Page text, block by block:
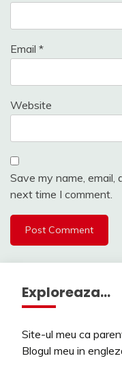
Email *
Website
Save my name,
next time I comment.
Exploreaza…
Site-ul meu ca
Blogul meu in